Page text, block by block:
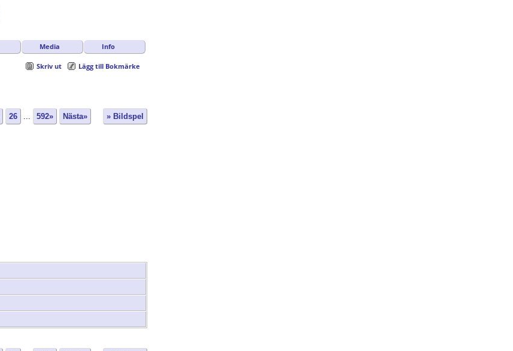
Media Info
Skriv ut Lägg till Bokmärke
26 ... 592» Nästa» » Bildspel